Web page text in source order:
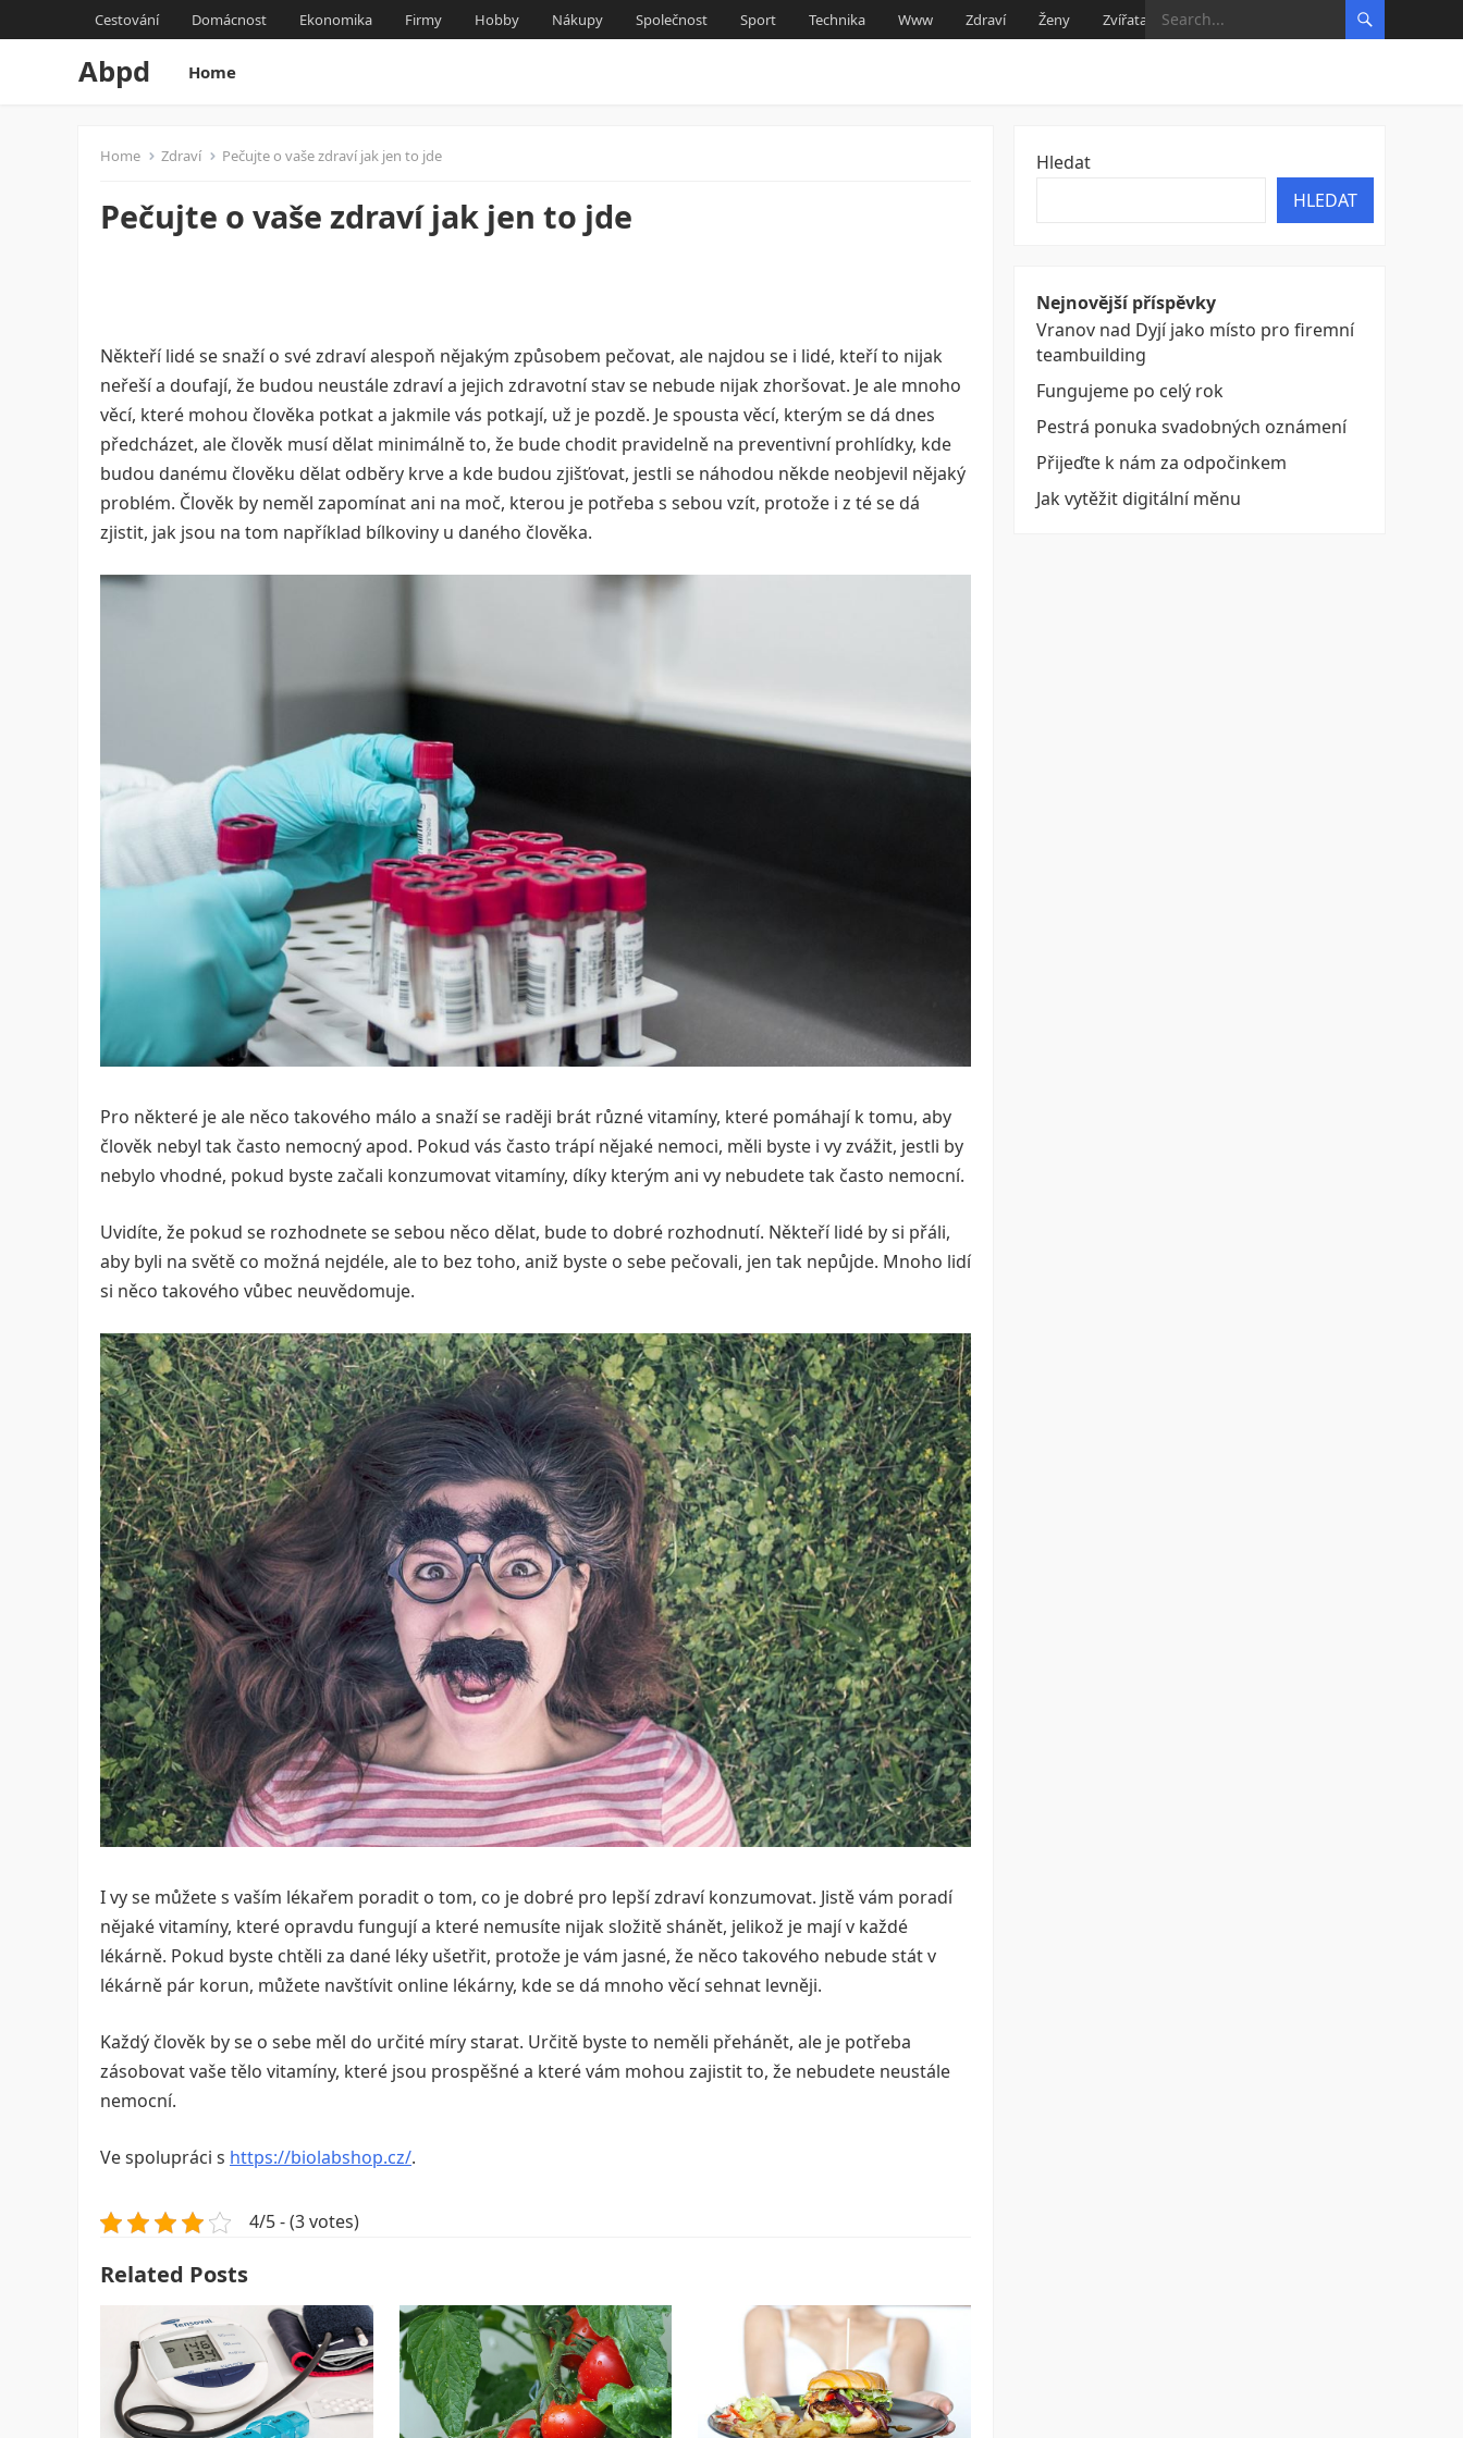
Cestování Domácnost Ekonomika Firmy Hobby Nákupy Společnost Sport Technika Www Zdraví Ženy Zvířata
Abpd Home
Home Zdraví Pečujte o vaše zdraví jak jen to jde
Pečujte o vaše zdraví jak jen to jde
Někteří lidé se snaží o své zdraví alespoň nějakým způsobem pečovat, ale najdou se i lidé, kteří to nijak
neřeší a doufají, že budou neustále zdraví a jejich zdravotní stav se nebude nijak zhoršovat. Je ale mnoho
věcí, které mohou člověka potkat a jakmile vás potkají, už je pozdě. Je spousta věcí, kterým se dá dnes
předcházet, ale člověk musí dělat minimálně to, že bude chodit pravidelně na preventivní prohlídky, kde
budou danému člověku dělat odběry krve a kde budou zjišťovat, jestli se náhodou někde neobjevil nějaký
problém. Člověk by neměl zapomínat ani na moč, kterou je potřeba s sebou vzít, protože i z té se dá
zjistit, jak jsou na tom například bílkoviny u daného člověka.
Pro některé je ale něco takového málo a snaží se raději brát různé vitamíny, které pomáhají k tomu, aby
člověk nebyl tak často nemocný apod. Pokud vás často trápí nějaké nemoci, měli byste i vy zvážit, jestli by
nebylo vhodné, pokud byste začali konzumovat vitamíny, díky kterým ani vy nebudete tak často nemocní.
Uvidíte, že pokud se rozhodnete se sebou něco dělat, bude to dobré rozhodnutí. Někteří lidé by si přáli,
aby byli na světě co možná nejdéle, ale to bez toho, aniž byste o sebe pečovali, jen tak nepůjde. Mnoho lidí
si něco takového vůbec neuvědomuje.
I vy se můžete s vaším lékařem poradit o tom, co je dobré pro lepší zdraví konzumovat. Jistě vám poradí
nějaké vitamíny, které opravdu fungují a které nemusíte nijak složitě shánět, jelikož je mají v každé
lékárně. Pokud byste chtěli za dané léky ušetřit, protože je vám jasné, že něco takového nebude stát v
lékárně pár korun, můžete navštívit online lékárny, kde se dá mnoho věcí sehnat levněji.
Každý člověk by se o sebe měl do určité míry starat. Určitě byste to neměli přehánět, ale je potřeba
zásobovat vaše tělo vitamíny, které jsou prospěšné a které vám mohou zajistit to, že nebudete neustále
nemocní.
Ve spolupráci s https://biolabshop.cz/.
4/5 - (3 votes)
Related Posts
Hledat
HLEDAT
Nejnovější příspěvky
Vranov nad Dyjí jako místo pro firemní
teambuilding
Fungujeme po celý rok
Pestrá ponuka svadobných oznámení
Přijeďte k nám za odpočinkem
Jak vytěžit digitální měnu